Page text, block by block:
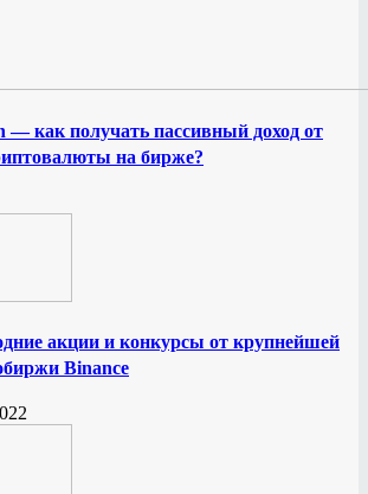
— как получать пассивный доход от
на бирже?
акции и конкурсы от крупнейшей
Binance